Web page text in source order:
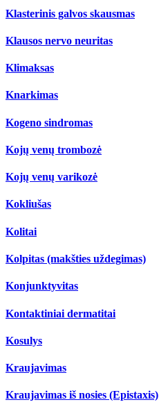
Klasterinis galvos skausmas
Klausos nervo neuritas
Klimaksas
Knarkimas
Kogeno sindromas
Kojų venų trombozė
Kojų venų varikozė
Kokliušas
Kolitai
Kolpitas (makšties uždegimas)
Konjunktyvitas
Kontaktiniai dermatitai
Kosulys
Kraujavimas
Kraujavimas iš nosies (Epistaxis)